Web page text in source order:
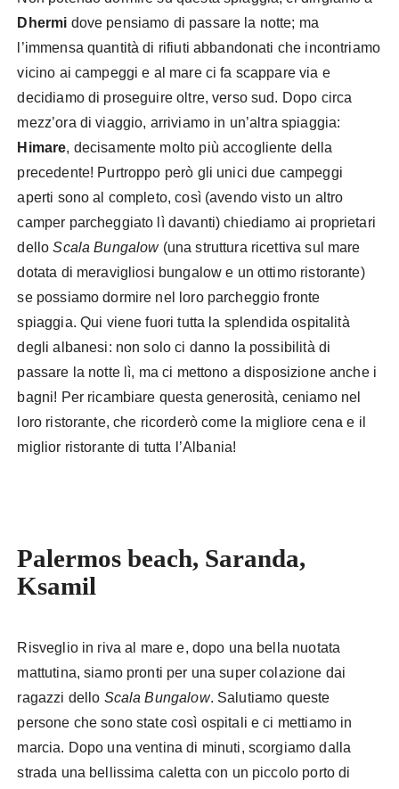
Dhermi dove pensiamo di passare la notte; ma
l’immensa quantità di rifiuti abbandonati che incontriamo
vicino ai campeggi e al mare ci fa scappare via e
decidiamo di proseguire oltre, verso sud. Dopo circa
mezz’ora di viaggio, arriviamo in un’altra spiaggia:
Himare, decisamente molto più accogliente della
precedente! Purtroppo però gli unici due campeggi
aperti sono al completo, così (avendo visto un altro
camper parcheggiato lì davanti) chiediamo ai proprietari
delloScala Bungalow (una struttura ricettiva sul mare
dotata di meravigliosi bungalow e un ottimo ristorante)
se possiamo dormire nel loro parcheggio fronte
spiaggia. Qui viene fuori tutta la splendida ospitalità
degli albanesi: non solo ci danno la possibilità di
passare la notte lì, ma ci mettono a disposizione anche i
bagni! Per ricambiare questa generosità, ceniamo nel
loro ristorante, che ricorderò come la migliore cena e il
miglior ristorante di tutta l’Albania!
Palermos beach, Saranda,
Ksamil
Risveglio in riva al mare e, dopo una bella nuotata
mattutina, siamo pronti per una super colazione dai
ragazzi dello Scala Bungalow. Salutiamo queste
persone che sono state così ospitali e ci mettiamo in
marcia. Dopo una ventina di minuti, scorgiamo dalla
strada una bellissima caletta con un piccolo porto di